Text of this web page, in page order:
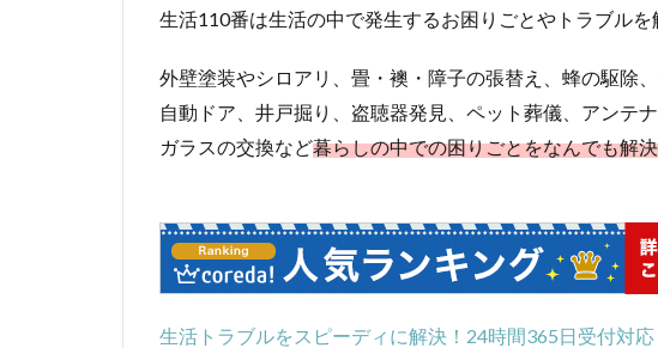
生活110番は生活の中で発生するお困りごとやトラブル
外壁塗装やシロアリ、畳・襖・障子の張替え、蜂の駆除
自動ドア、井戸掘り、盗聴器発見、ペット葬儀、アンテ
ガラスの交換など暮らしの中での困りごとをなんでも解
生活トラブルをスピーディに解決！24時間365日受付対応